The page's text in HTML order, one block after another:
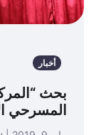
أخبار
بحث
المسرحي